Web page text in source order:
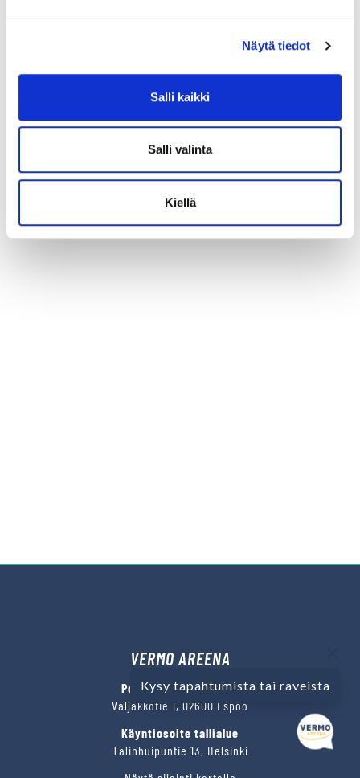
Näytä tiedot
Salli kaikki
Salli valinta
Kiellä
Kysy tapahtumista tai raveista
VERMO AREENA
Posti- ja käyntiosoite
Valjakkotie 1, 02600 Espoo
Käyntiosoite tallialue
Talinhuipuntie 13, Helsinki